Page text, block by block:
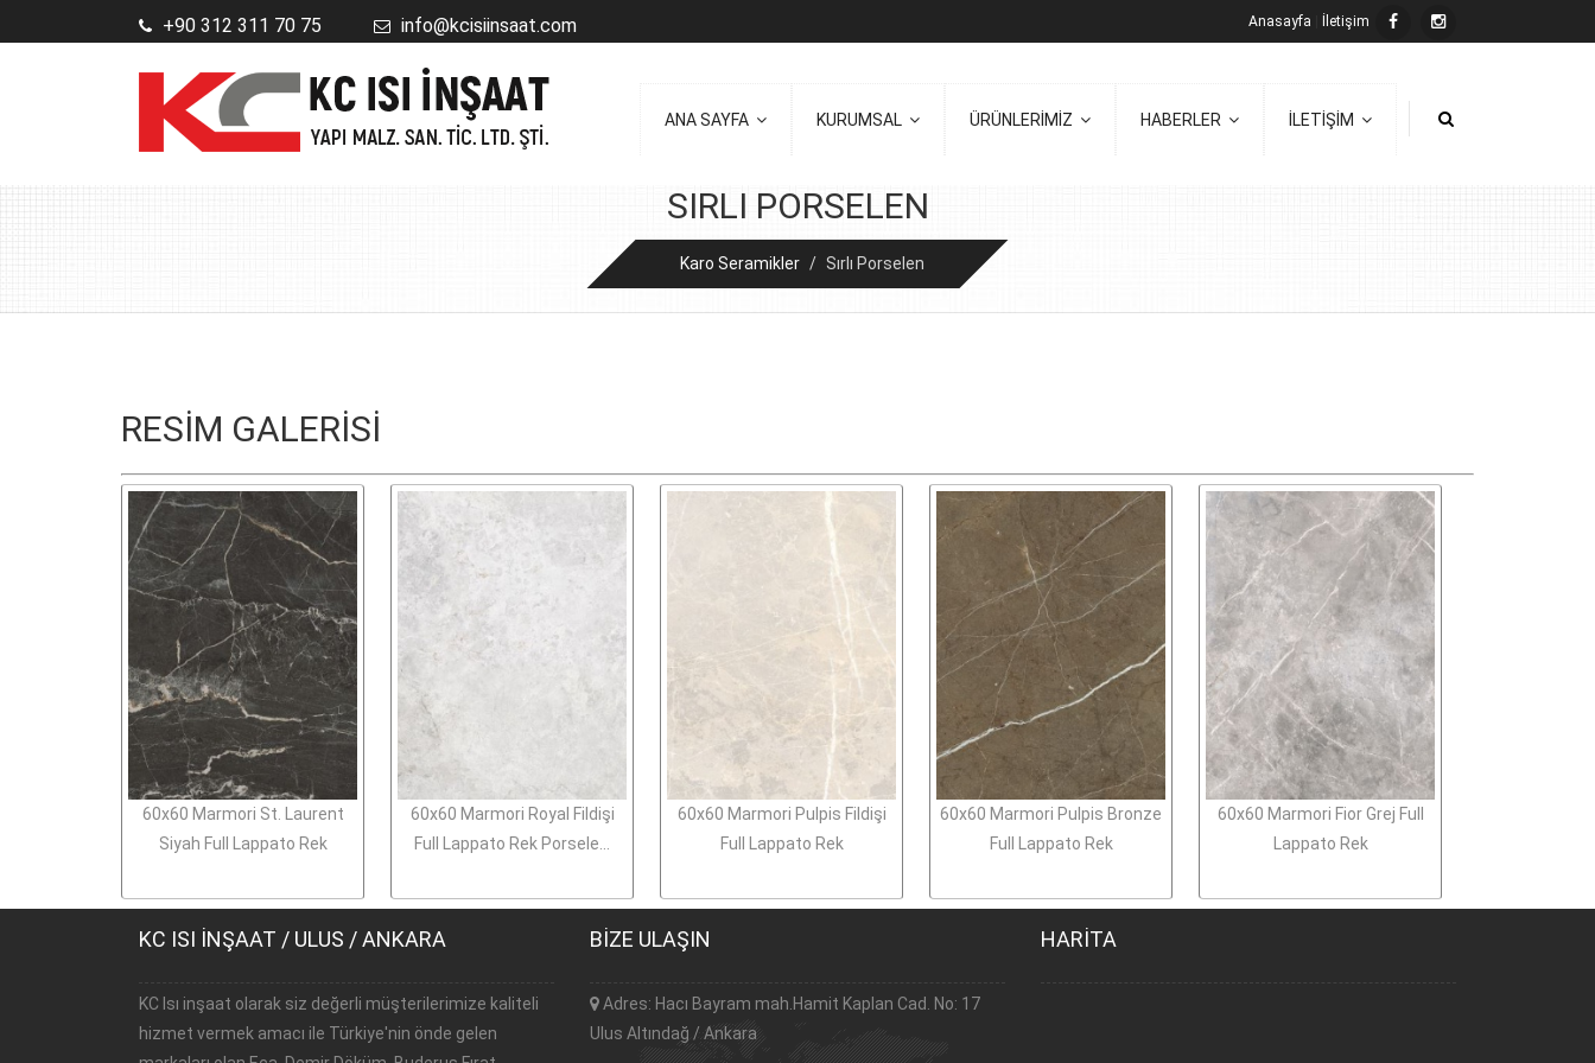
+90 312 311 70 75 info@kcisiinsaat.com Anasayfa İletişim
ANA SAYFA KURUMSAL ÜRÜNLERİMİZ HABERLER İLETİŞİM
SIRLI PORSELEN
Karo Seramikler / Sırlı Porselen
RESİM GALERİSİ
60x60 Marmori St. Laurent
Siyah Full Lappato Rek
60x60 Marmori Royal Fildişi
Full Lappato Rek Porsele...
60x60 Marmori Pulpis Fildişi
Full Lappato Rek
60x60 Marmori Pulpis Bronze
Full Lappato Rek
60x60 Marmori Fior Grej Full
Lappato Rek
KC ISI İNŞAAT / ULUS / ANKARA
KC Isı inşaat olarak siz değerli müşterilerimize kaliteli
hizmet vermek amacı ile Türkiye'nin önde gelen
BİZE ULAŞIN
Adres: Hacı Bayram mah.Hamit Kaplan Cad. No: 17
Ulus Altındağ / Ankara
HARİTA